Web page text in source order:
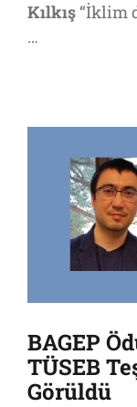
Kılkış “İklim
…
BAGEP
TÜSEB
Görüldü